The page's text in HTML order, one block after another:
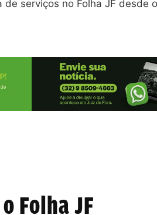
de serviços no Folha JF desde
Folha JF